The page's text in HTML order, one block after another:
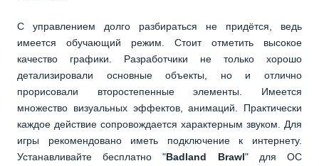
С управлением долго разбираться не придётся, ведь
имеется обучающий режим. Стоит отметить высокое
качество графики. Разработчики не только хорошо
детализировали основные объекты, но и отлично
прорисовали второстепенные элементы. Имеется
множество визуальных эффектов, анимаций. Практически
каждое действие сопровождается характерным звуком. Для
игры рекомендовано иметь подключение к интернету.
Устанавливайте бесплатно "Badland Brawl" для ОС